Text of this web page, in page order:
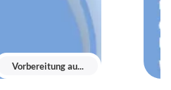
Vorbereitung au...